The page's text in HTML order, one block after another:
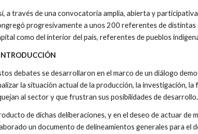
a través de una convocatoria amplia, abierta y
progresivamente a unos 200 referentes de
como del interior del país, referentes de pueblos
debates se desarrollaron en el marco de un diálogo
la situación actual de la producción, la investigación,
al sector y que frustran sus posibilidades de desarrollo.
de dichas deliberaciones, y en el deseo de actuar
un documento de delineamientos generales para el